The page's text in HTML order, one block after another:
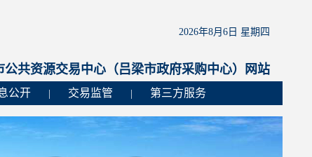
2026年8月6日 星期四
公共资源交易中心（吕梁市政府采购中心）网站
公开 交易监管 第三方服务